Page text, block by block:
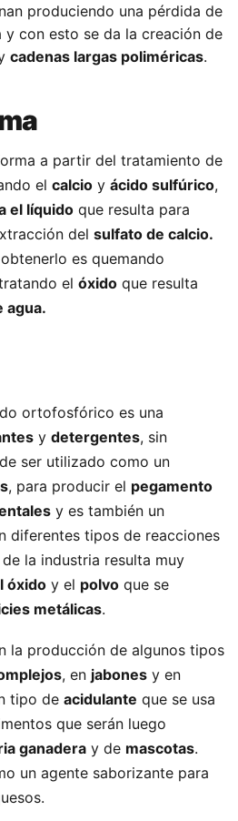
produciendo una pérdida de
y con esto se da la creación de
cadenas largas poliméricas.
a partir del tratamiento de
el calcio y ácido sulfúrico,
el líquido que resulta para
del sulfato de calcio.
es quemando
el óxido que resulta
agua.
ortofosfórico es una
y detergentes, sin
ser utilizado como un
, para producir el pegamento
y es también un
diferentes tipos de reacciones
la industria resulta muy
óxido y el polvo que se
metálicas.
la producción de algunos tipos
, en jabones y en
tipo de acidulante que se usa
que serán luego
ganadera y de mascotas.
un agente saborizante para